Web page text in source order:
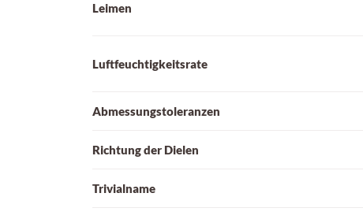
Leimen
Luftfeuchtigkeitsrate
Abmessungstoleranzen
Richtung der Dielen
Trivialname